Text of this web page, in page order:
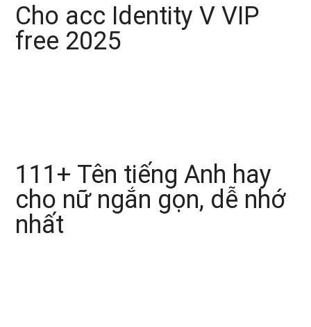
Cho acc Identity V VIP
free 2025
111+ Tên tiếng Anh hay
cho nữ ngắn gọn, dễ nhớ
nhất